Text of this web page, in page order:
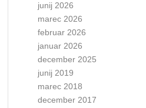
junij 2026
marec 2026
februar 2026
januar 2026
december 2025
junij 2019
marec 2018
december 2017